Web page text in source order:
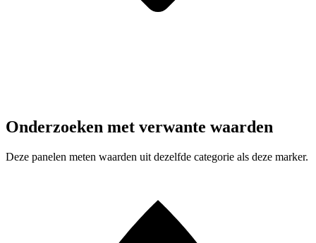
Onderzoeken met verwante waarden
Deze panelen meten waarden uit dezelfde categorie als deze marker.